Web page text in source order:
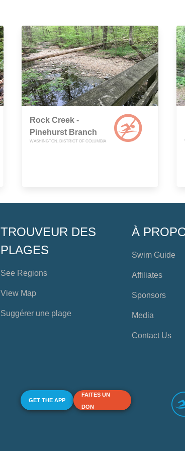
Rock Creek -
Pinehurst Branch
WASHINGTON, DISTRICT OF COLUMBIA
TROUVEUR DES
PLAGES
See Regions
View Map
Suggérer une plage
À
Swim Guide
Affiliates
Sponsors
Media
Contact Us
GET THE APP
FAITES UN
DON